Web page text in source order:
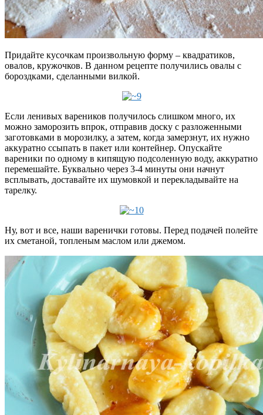
Придайте кусочкам произвольную форму – квадратиков,
овалов, кружочков. В данном рецепте получились овалы с
бороздками, сделанными вилкой.
Если ленивых вареников получилось слишком много, их
можно заморозить впрок, отправив доску с разложенными
заготовками в морозилку, а затем, когда замерзнут, их нужно
аккуратно ссыпать в пакет или контейнер. Опускайте
вареники по одному в кипящую подсоленную воду, аккуратно
перемешайте. Буквально через 3-4 минуты они начнут
всплывать, доставайте их шумовкой и перекладывайте на
тарелку.
Ну, вот и все, наши варенички готовы. Перед подачей полейте
их сметаной, топленым маслом или джемом.